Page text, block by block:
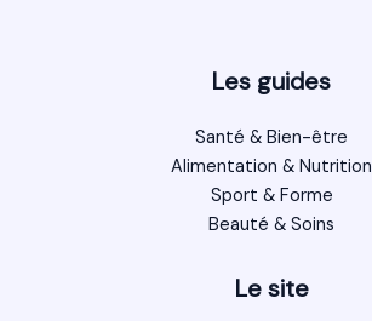
Les guides
Santé & Bien-être
Alimentation & Nutrition
Sport & Forme
Beauté & Soins
Le site